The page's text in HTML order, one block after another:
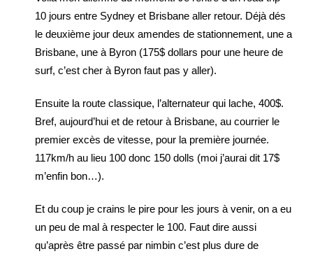
10 jours entre Sydney et Brisbane aller retour. Déjà dés
le deuxième jour deux amendes de stationnement, une a
Brisbane, une à Byron (175$ dollars pour une heure de
surf, c’est cher à Byron faut pas y aller).
Ensuite la route classique, l’alternateur qui lache, 400$.
Bref, aujourd’hui et de retour à Brisbane, au courrier le
premier excès de vitesse, pour la première journée.
117km/h au lieu 100 donc 150 dolls (moi j’aurai dit 17$
m’enfin bon…).
Et du coup je crains le pire pour les jours à venir, on a eu
un peu de mal à respecter le 100. Faut dire aussi
qu’après être passé par nimbin c’est plus dure de